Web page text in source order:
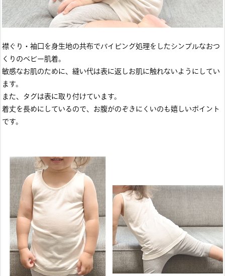
襟ぐり・袖口を身生地の共布でパイピング処理をしたシンプルなおつ
くりのベビー肌着。
敏感なお肌のために、縫い代は表に返しお肌に触れないようにしてい
ます。
また、タグは表に取り付けています。
着丈を長めにしているので、お腹がのぞきにくいのも嬉しいポイント
です。